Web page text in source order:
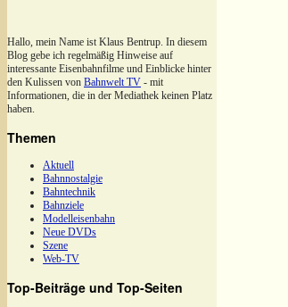
Hallo, mein Name ist Klaus Bentrup. In diesem
Blog gebe ich regelmäßig Hinweise auf
interessante Eisenbahnfilme und Einblicke hinter
den Kulissen von Bahnwelt TV - mit
Informationen, die in der Mediathek keinen Platz
haben.
Themen
Aktuell
Bahnnostalgie
Bahntechnik
Bahnziele
Modelleisenbahn
Neue DVDs
Szene
Web-TV
Top-Beiträge und Top-Seiten